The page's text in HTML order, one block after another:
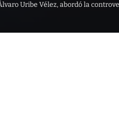
Uribe Vélez, abordó la